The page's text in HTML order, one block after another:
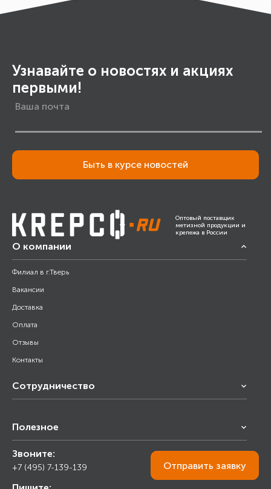
Узнавайте о новостях и акциях
первыми!
Быть в курсе новостей
Оптовый поставщик
метизной продукции и
крепежа в России
О компании
Филиал в г.Тверь
Вакансии
Доставка
Оплата
Отзывы
Контакты
Сотрудничество
Снабжение строительства
Торговым организациям
Полезное
Калькулятор
Прайс лист
Звоните:
+7 (495) 7-139-139 Отправить заявку